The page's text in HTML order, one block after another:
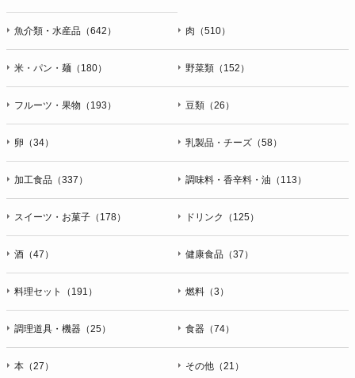
魚介類・水産品（642） 肉（510）
米・パン・麺（180） 野菜類（152）
フルーツ・果物（193） 豆類（26）
卵（34） 乳製品・チーズ（58）
加工食品（337） 調味料・香辛料・油（113）
スイーツ・お菓子（178） ドリンク（125）
酒（47） 健康食品（37）
料理セット（191） 燃料（3）
調理道具・機器（25） 食器（74）
本（27） その他（21）